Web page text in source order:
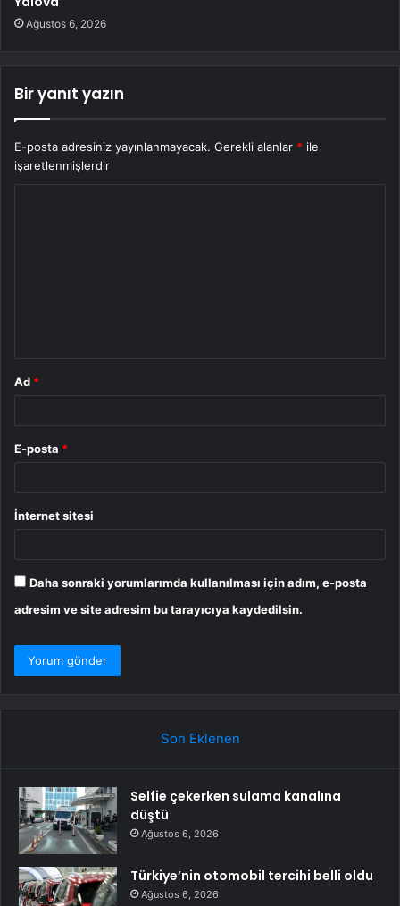
Ağustos 6, 2026
Bir yanıt yazın
E-posta adresiniz yayınlanmayacak. Gerekli alanlar * ile
işaretlenmişlerdir
Ad *
E-posta *
İnternet sitesi
Daha sonraki yorumlarımda kullanılması için adım, e-posta
adresim ve site adresim bu tarayıcıya kaydedilsin.
Son Eklenen
Selfie çekerken sulama kanalına
düştü
Ağustos 6, 2026
Türkiye’nin otomobil tercihi belli oldu
Ağustos 6, 2026